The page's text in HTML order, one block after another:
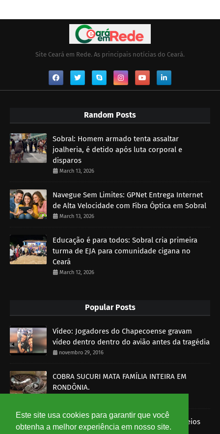
Este site usa cookies para garantir que você
obtenha a melhor experiência em nosso site.
Site Ceará em Rede. As principais notícias do Ceará.
Random Posts
Sobral: Homem armado tenta assaltar
joalheria, é detido após luta corporal e
disparos
March 13, 2026
Navegue Sem Limites: GPNet Entrega Internet
de Alta Velocidade com Fibra Óptica em Sobral
March 13, 2026
Educação é para todos: Sobral cria primeira
turma de EJA para comunidade cigana no
Ceará
March 12, 2026
Popular Posts
Vídeo: Jogadores do Chapecoense gravam
vídeo dentro dentro do avião antes da tragédia
novembro 29, 2016
COBRA SUCURI MATA FAMÍLIA INTEIRA EM
RONDÔNIA.
Imagens mostram funcionários dos Correios